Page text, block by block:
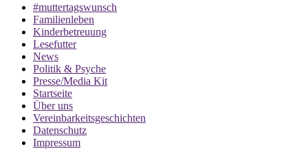
#muttertagswunsch
Familienleben
Kinderbetreuung
Lesefutter
News
Politik & Psyche
Presse/Media Kit
Startseite
Über uns
Vereinbarkeitsgeschichten
Datenschutz
Impressum